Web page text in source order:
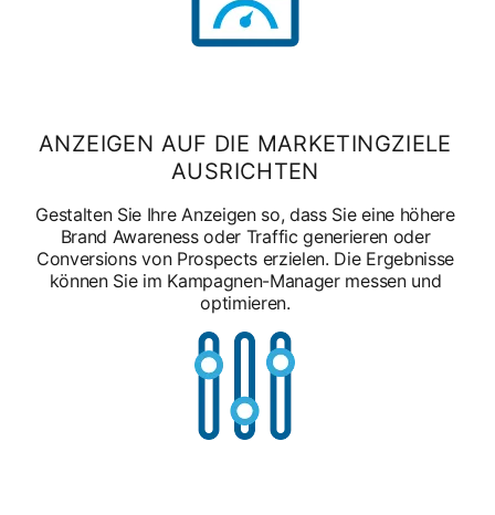
ANZEIGEN AUF DIE MARKETINGZIELE
AUSRICHTEN
Gestalten Sie Ihre Anzeigen so, dass Sie eine höhere
Brand Awareness oder Traffic generieren oder
Conversions von Prospects erzielen. Die Ergebnisse
können Sie im Kampagnen-Manager messen und
optimieren.